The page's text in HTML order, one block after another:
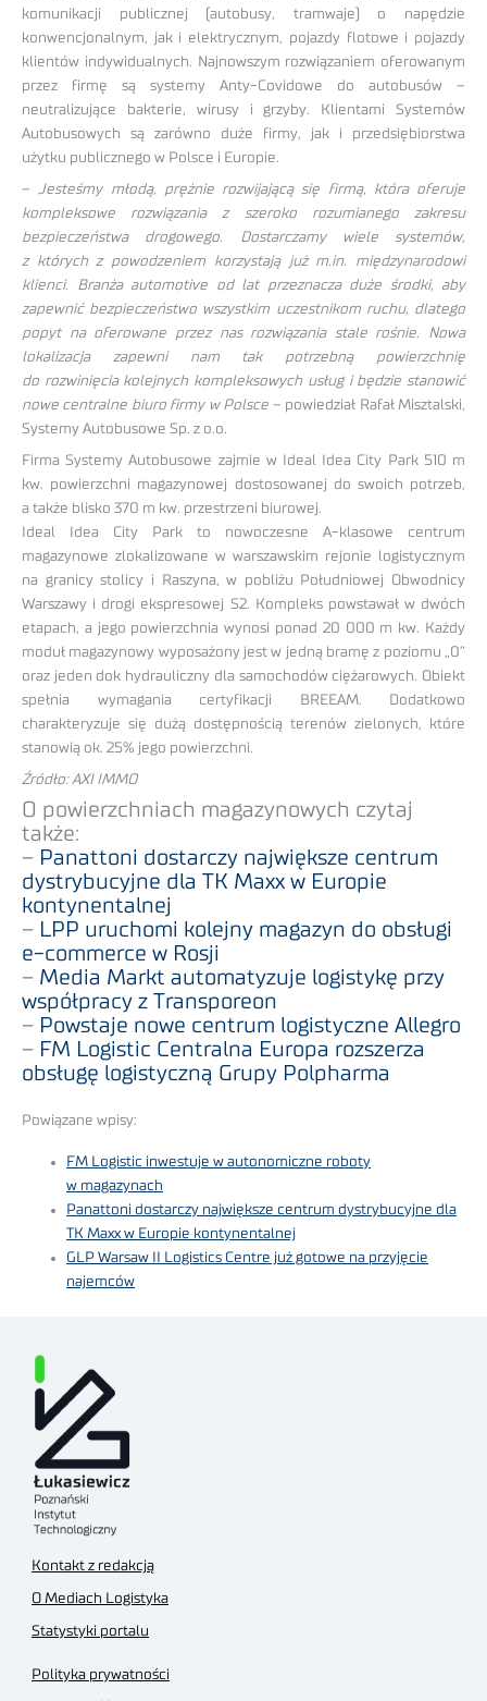
komunikacji publicznej (autobusy, tramwaje) o napędzie
konwencjonalnym, jak i elektrycznym, pojazdy flotowe i pojazdy
klientów indywidualnych. Najnowszym rozwiązaniem oferowanym
przez firmę są systemy Anty-Covidowe do autobusów –
neutralizujące bakterie, wirusy i grzyby. Klientami Systemów
Autobusowych są zarówno duże firmy, jak i przedsiębiorstwa
użytku publicznego w Polsce i Europie.
–Jesteśmy młodą, prężnie rozwijającą się firmą, która oferuje
kompleksowe rozwiązania z szeroko rozumianego zakresu
bezpieczeństwa drogowego. Dostarczamy wiele systemów,
z których z powodzeniem korzystają już m.in. międzynarodowi
klienci. Branża automotive od lat przeznacza duże środki, aby
zapewnić bezpieczeństwo wszystkim uczestnikom ruchu, dlatego
popyt na oferowane przez nas rozwiązania stale rośnie. Nowa
lokalizacja zapewni nam tak potrzebną powierzchnię
do rozwinięcia kolejnych kompleksowych usług i będzie stanowić
nowe centralne biuro firmy w Polsce – powiedział Rafał Misztalski,
Systemy Autobusowe Sp. z o.o.
Firma Systemy Autobusowe zajmie w Ideal Idea City Park 510 m
kw. powierzchni magazynowej dostosowanej do swoich potrzeb,
a także blisko 370 m kw. przestrzeni biurowej.
Ideal Idea City Park to nowoczesne A-klasowe centrum
magazynowe zlokalizowane w warszawskim rejonie logistycznym
na granicy stolicy i Raszyna, w pobliżu Południowej Obwodnicy
Warszawy i drogi ekspresowej S2. Kompleks powstawał w dwóch
etapach, a jego powierzchnia wynosi ponad 20 000 m kw. Każdy
moduł magazynowy wyposażony jest w jedną bramę z poziomu „0”
oraz jeden dok hydrauliczny dla samochodów ciężarowych. Obiekt
spełnia wymagania certyfikacji BREEAM. Dodatkowo
charakteryzuje się dużą dostępnością terenów zielonych, które
stanowią ok. 25% jego powierzchni.
Źródło: AXI IMMO
O powierzchniach magazynowych czytaj
także:
– Panattoni dostarczy największe centrum
dystrybucyjne dla TK Maxx w Europie
kontynentalnej
– LPP uruchomi kolejny magazyn do obsługi
e-commerce w Rosji
– Media Markt automatyzuje logistykę przy
współpracy z Transporeon
– Powstaje nowe centrum logistyczne Allegro
– FM Logistic Centralna Europa rozszerza
obsługę logistyczną Grupy Polpharma
Powiązane wpisy:
FM Logistic inwestuje w autonomiczne roboty
w magazynach
Panattoni dostarczy największe centrum dystrybucyjne dla
TK Maxx w Europie kontynentalnej
GLP Warsaw II Logistics Centre już gotowe na przyjęcie
najemców
Kontakt z redakcją
O Mediach Logistyka
Statystyki portalu
Polityka prywatności